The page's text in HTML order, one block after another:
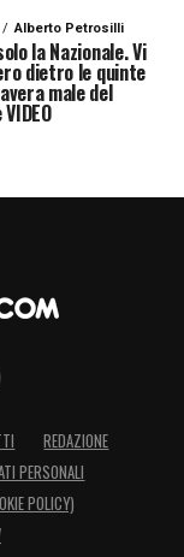
Alberto Petrosilli
la Nazionale. Vi
dietro le quinte
male del
REDAZIONE
PERSONALI
POLICY)